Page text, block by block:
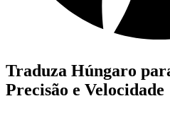
Traduza Húngaro
Precisão e Velocidade